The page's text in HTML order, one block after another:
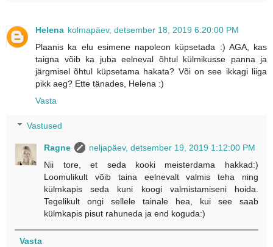
Helena kolmapäev, detsember 18, 2019 6:20:00 PM
Plaanis ka elu esimene napoleon küpsetada :) AGA, kas
taigna võib ka juba eelneval õhtul külmikusse panna ja
järgmisel õhtul küpsetama hakata? Või on see ikkagi liiga
pikk aeg? Ette tänades, Helena :)
Vasta
Vastused
Ragne
neljapäev, detsember 19, 2019 1:12:00 PM
Nii tore, et seda kooki meisterdama hakkad:)
Loomulikult võib taina eelnevalt valmis teha ning
külmkapis seda kuni koogi valmistamiseni hoida.
Tegelikult ongi sellele tainale hea, kui see saab
külmkapis pisut rahuneda ja end koguda:)
Vasta